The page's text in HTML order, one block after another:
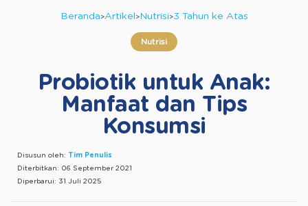
Beranda Artikel Nutrisi 3 Tahun ke Atas
Nutrisi
Probiotik untuk Anak:
Manfaat dan Tips
Konsumsi
Disusun oleh: Tim Penulis
Diterbitkan: 06 September 2021
Diperbarui: 31 Juli 2025